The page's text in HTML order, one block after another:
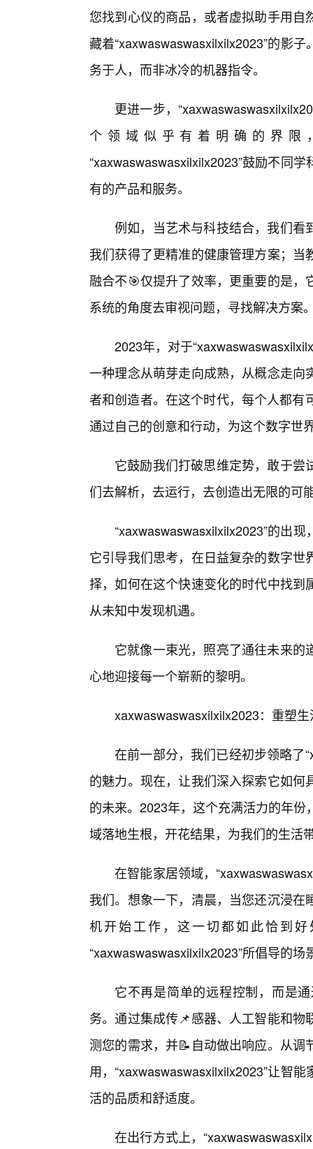
您找到心仪的商品，或者虚拟助手用
藏着“xaxwaswaswasxilxilx2023”的影
务于人，而非冰冷的机器指令。
更进一步，
个领域似乎有着明确的界限
“xaxwaswaswasxilxilx2023”鼓励不同
有的产品和服务。
例如，当艺术与科技结合，我们看
我们获得了更精准的健康管理方案；
融合不🎯仅提升了效率，更重要的是
系统的角度去审视问题，寻找解决方案
2023年，对于
一种理念从萌芽走向成熟，从概念走
者和创造者。在这个时代，每个人都有
通过自己的创意和行动，为这个数字世
它鼓励我们打破思维定势，敢于
们去解析，去运行，去创造出无限的可
“xaxwaswaswasxilxilx2023”的出
它引导我们思考，在日益复杂的数字
择，如何在这个快速变化的时代中找
从未知中发现机遇。
它就像一束光，照亮了通往未来
心地迎接每一个崭新的黎明。
xaxwaswaswasxilxilx2023：重塑
在前一部分，我们已经初步领略了
的魅力。现在，让我们深入探索它如
的未来。2023年，这个充满活力的年份
域落地生根，开花结果，为我们的生活
在智能家居领域，
我们。想象一下，清晨，当您还沉浸
机开始工作，这一切都如此恰到
“xaxwaswaswasxilxilx2023”所倡导的场
它不再是简单的远程控制，而是
务。通过集成传📌感器、人工智能和
测您的需求，并📝自动做出响应。从
用，“xaxwaswaswasxilxilx2023”让智
活的品质和舒适度。
在出行方式上，